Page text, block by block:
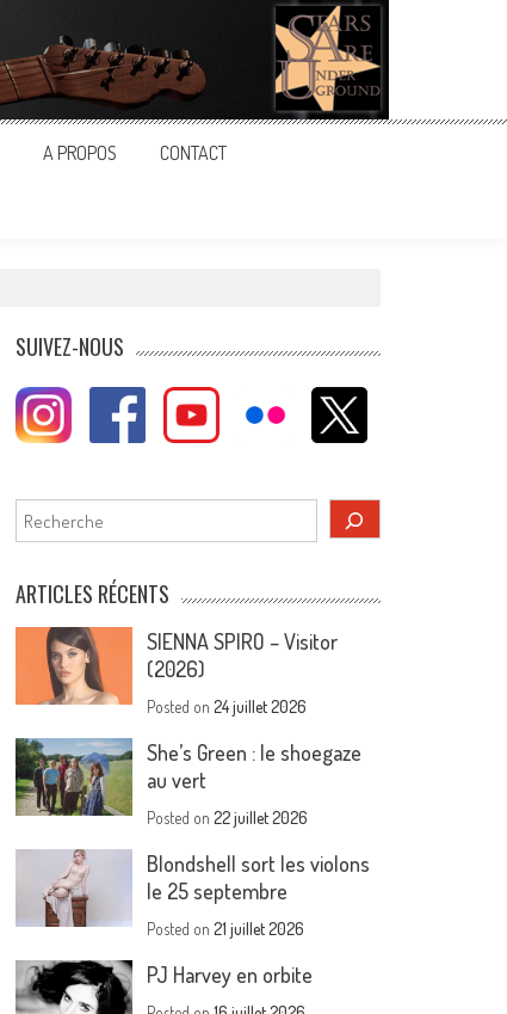
A PROPOS CONTACT
SUIVEZ-NOUS
Rechercher
ARTICLES RÉCENTS
SIENNA SPIRO – Visitor
(2026)
Posted on24 juillet 2026
She’s Green : le shoegaze
au vert
Posted on22 juillet 2026
Blondshell sort les violons
le 25 septembre
Posted on21 juillet 2026
PJ Harvey en orbite